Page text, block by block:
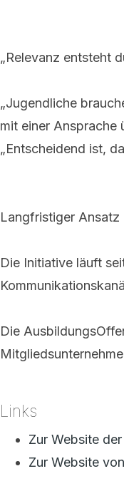
„Relevanz entsteht
„Jugendliche
mit einer Ansprache
„Entscheidend ist,
Langfristiger Ansatz
Die Initiative läuft
Die
Links
Zur Website
Zur Website